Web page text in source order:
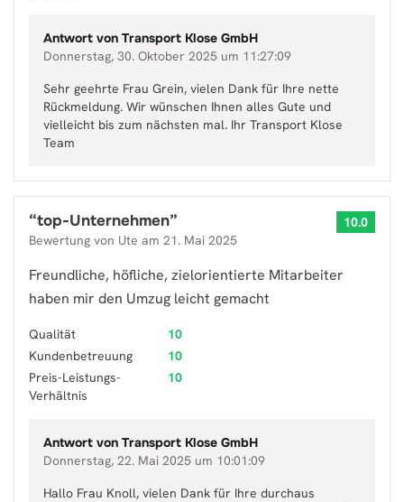
Antwort von Transport Klose GmbH
Donnerstag, 30. Oktober 2025 um 11:27:09
Sehr geehrte Frau Grein, vielen Dank für Ihre nette
Rückmeldung. Wir wünschen Ihnen alles Gute und
vielleicht bis zum nächsten mal. Ihr Transport Klose
Team
“top-Unternehmen”
Bewertung von Ute am 21. Mai 2025
10.0
Freundliche, höfliche, zielorientierte Mitarbeiter
haben mir den Umzug leicht gemacht
Qualität
10
Kundenbetreuung
10
Preis-Leistungs-
Verhältnis
10
Antwort von Transport Klose GmbH
Donnerstag, 22. Mai 2025 um 10:01:09
Hallo Frau Knoll, vielen Dank für Ihre durchaus